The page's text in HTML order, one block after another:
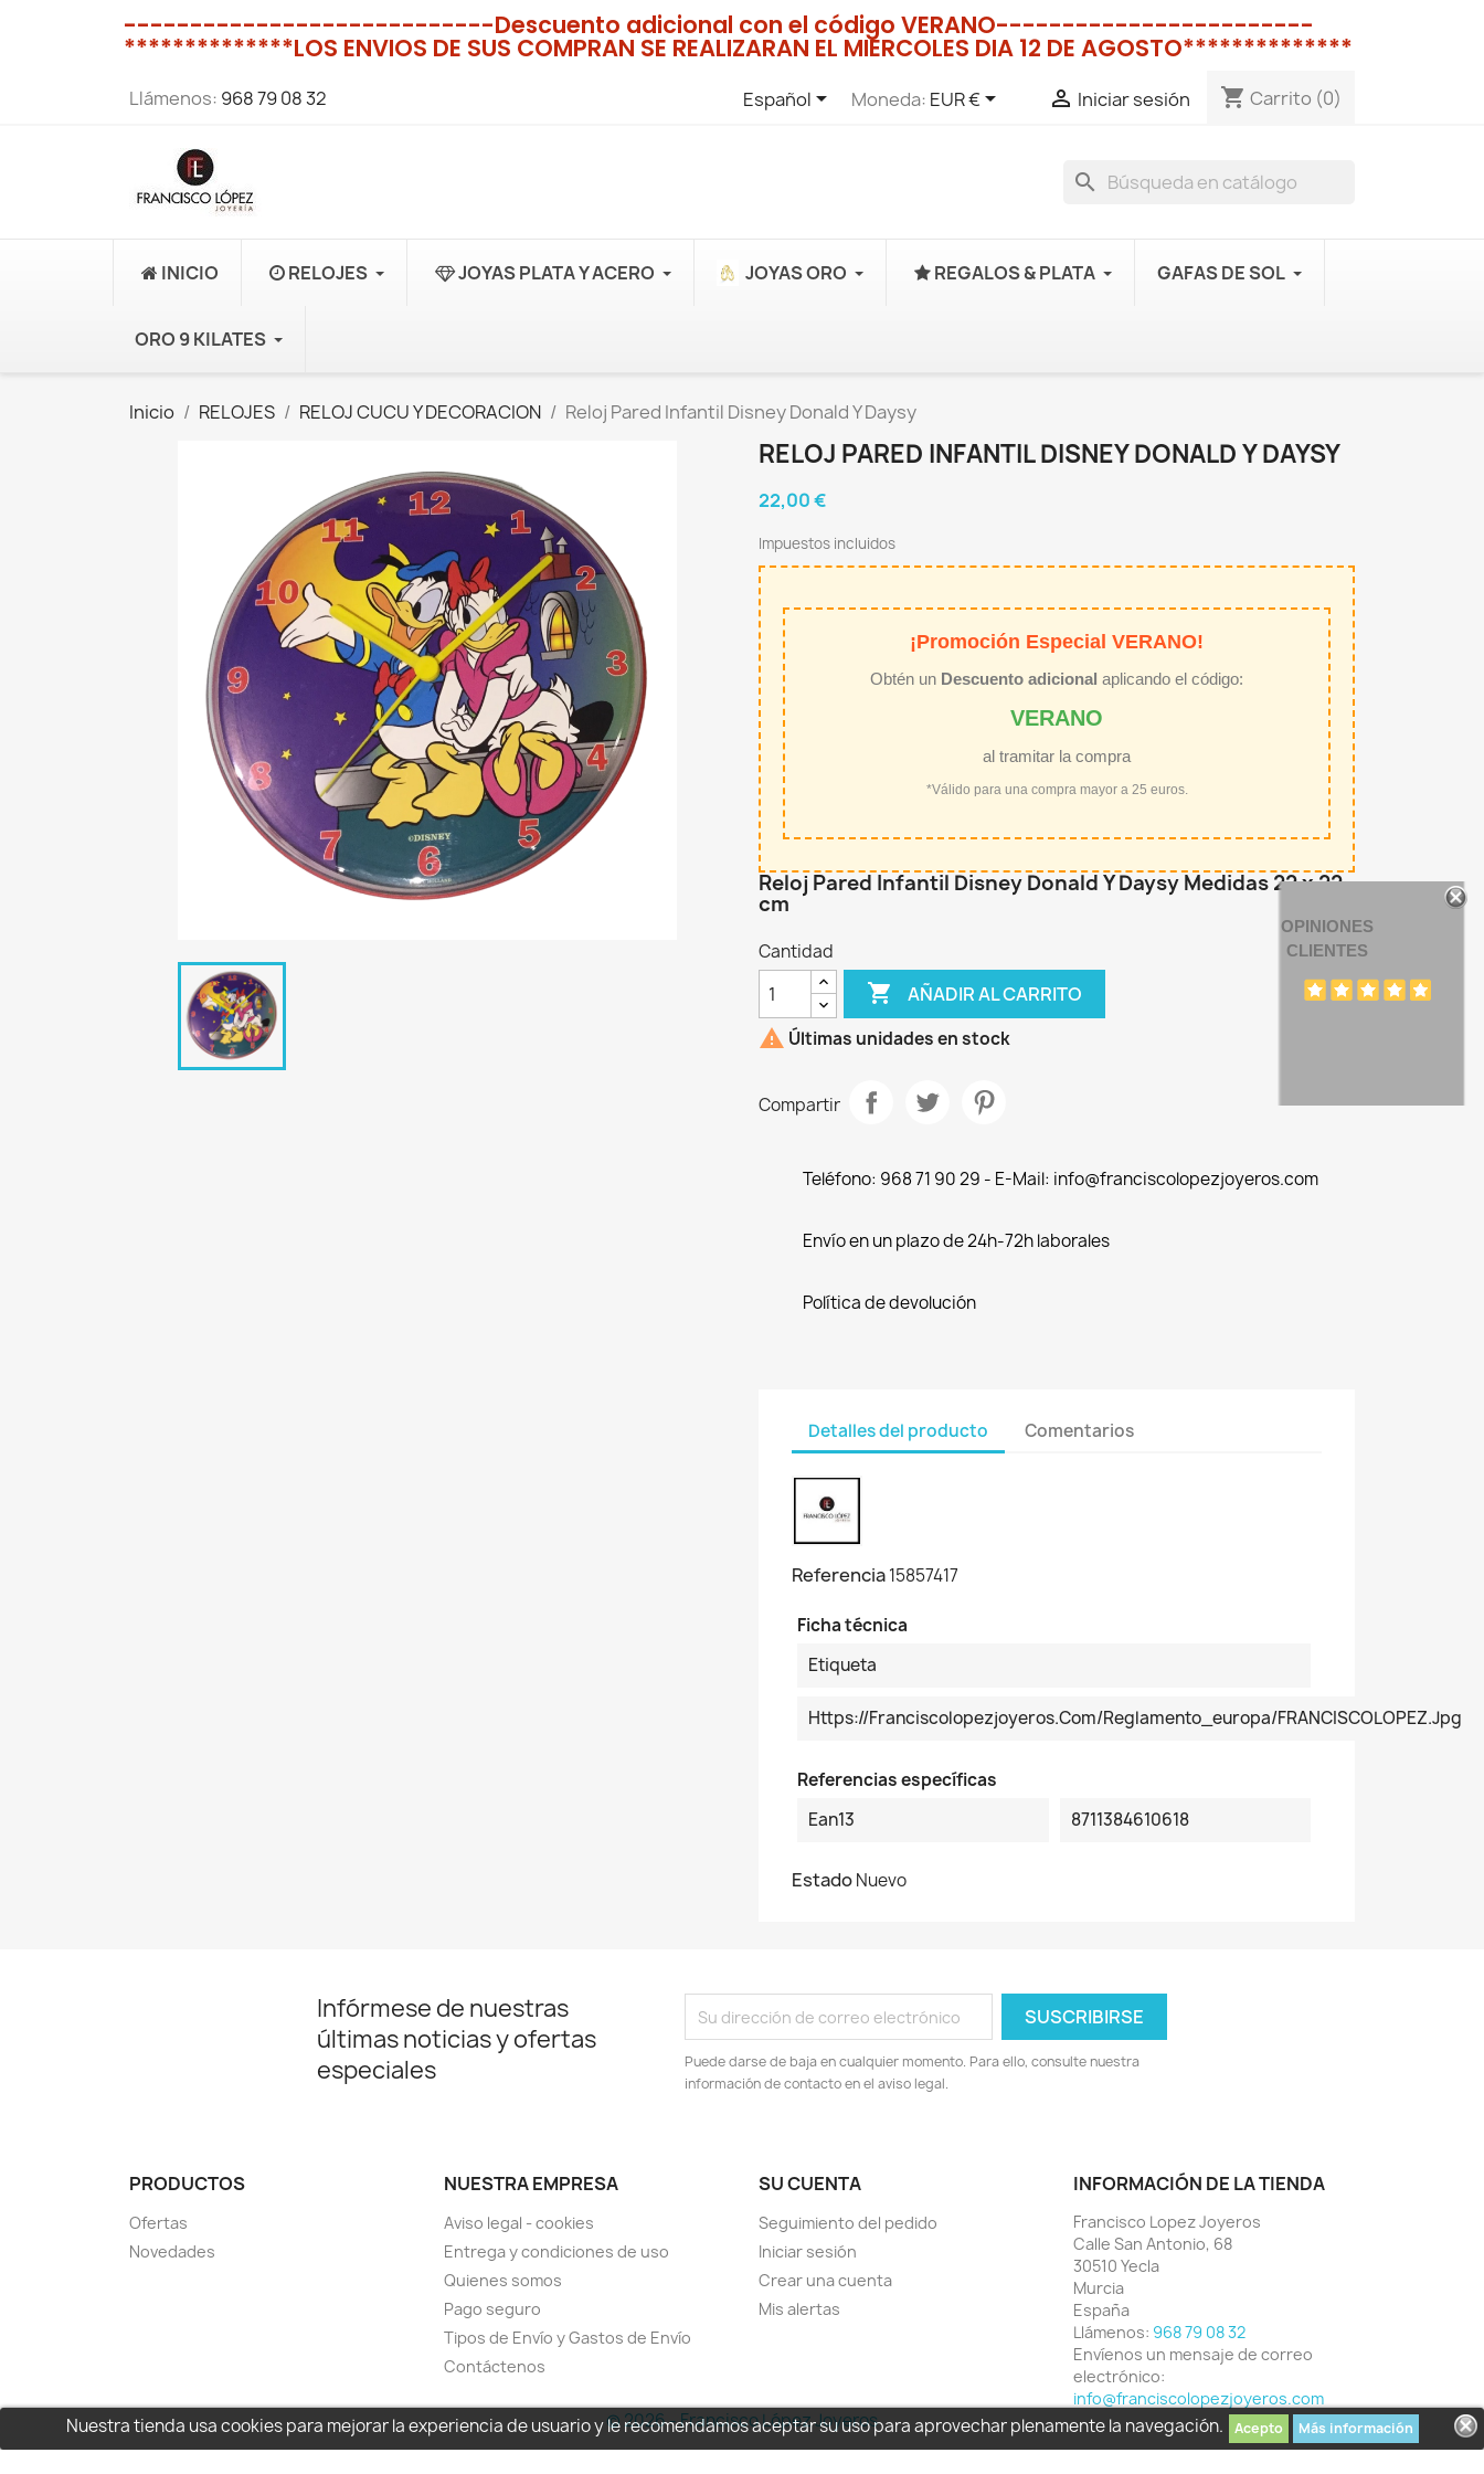
----------------------------Descuento adicional con el código VERANO------------------------
**************LOS ENVIOS DE SUS COMPRAN SE REALIZARAN EL MIERCOLES DIA 12 DE AGOSTO**************
Llámenos: 968 79 08 32 Español Moneda: EUR €  Iniciar sesión shopping_cart Carrito (0)
search
Nuestra tienda usa cookies para mejorar la experiencia de usuario y le recomendamos aceptar su uso para aprovechar plenamente la navegación. Acepto Más información
INICIO RELOJES JOYAS PLATA Y ACERO JOYAS ORO REGALOS & PLATA GAFAS DE SOL
ORO 9 KILATES
Inicio RELOJES RELOJ CUCU Y DECORACION Reloj Pared Infantil Disney Donald Y Daysy
RELOJ PARED INFANTIL DISNEY DONALD Y DAYSY
22,00 €
Impuestos incluidos
¡Promoción Especial VERANO!
Obtén un Descuento adicional aplicando el código:
VERANO
al tramitar la compra
*Válido para una compra mayor a 25 euros.
Reloj Pared Infantil Disney Donald Y Daysy Medidas 22 x 22
cm
Cantidad
 AÑADIR AL CARRITO
 Últimas unidades en stock
Compartir
Teléfono: 968 71 90 29 - E-Mail: info@franciscolopezjoyeros.com
Envío en un plazo de 24h-72h laborales
Política de devolución
Detalles del producto Comentarios
Referencia15857417
Ficha técnica
Etiqueta
Https://franciscolopezjoyeros.com/reglamento_europa/FRANCISCOLOPEZ.jpg
Referencias específicas
Ean13
8711384610618
EstadoNuevo
Infórmese de nuestras
últimas noticias y ofertas
especiales
Puede darse de baja en cualquier momento. Para ello, consulte nuestra
información de contacto en el aviso legal.
PRODUCTOS
Ofertas
Novedades
NUESTRA EMPRESA
Aviso legal - cookies
Entrega y condiciones de uso
Quienes somos
Pago seguro
Tipos de Envío y Gastos de Envío
Contáctenos
SU CUENTA
Seguimiento del pedido
Iniciar sesión
Crear una cuenta
Mis alertas
INFORMACIÓN DE LA TIENDA
Francisco Lopez Joyeros
Calle San Antonio, 68
30510 Yecla
Murcia
España
Llámenos: 968 79 08 32
Envíenos un mensaje de correo
electrónico:
info@franciscolopezjoyeros.com
OPINIONES
CLIENTES
© 2026 - Francisco López Joyeros